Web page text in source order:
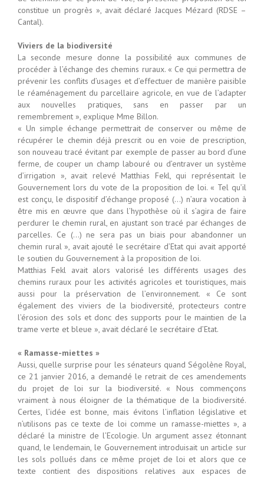
constitue un progrès », avait déclaré Jacques Mézard (RDSE –
Cantal).
Viviers de la biodiversité
La seconde mesure donne la possibilité aux communes de
procéder à l’échange des chemins ruraux. « Ce qui permettra de
prévenir les conflits d’usages et d’effectuer de manière paisible
le réaménagement du parcellaire agricole, en vue de l’adapter
aux nouvelles pratiques, sans en passer par un
remembrement », explique Mme Billon.
« Un simple échange permettrait de conserver ou même de
récupérer le chemin déjà prescrit ou en voie de prescription,
son nouveau tracé évitant par exemple de passer au bord d’une
ferme, de couper un champ labouré ou d’entraver un système
d’irrigation », avait relevé Matthias Fekl, qui représentait le
Gouvernement lors du vote de la proposition de loi. « Tel qu’il
est conçu, le dispositif d’échange proposé (…) n’aura vocation à
être mis en œuvre que dans l’hypothèse où il s’agira de faire
perdurer le chemin rural, en ajustant son tracé par échanges de
parcelles. Ce (…) ne sera pas un biais pour abandonner un
chemin rural », avait ajouté le secrétaire d’Etat qui avait apporté
le soutien du Gouvernement à la proposition de loi.
Matthias Fekl avait alors valorisé les différents usages des
chemins ruraux pour les activités agricoles et touristiques, mais
aussi pour la préservation de l’environnement. « Ce sont
également des viviers de la biodiversité, protecteurs contre
l’érosion des sols et donc des supports pour le maintien de la
trame verte et bleue », avait déclaré le secrétaire d’Etat.
« Ramasse-miettes »
Aussi, quelle surprise pour les sénateurs quand Ségolène Royal,
ce 21 janvier 2016, a demandé le retrait de ces amendements
du projet de loi sur la biodiversité. « Nous commençons
vraiment à nous éloigner de la thématique de la biodiversité.
Certes, l’idée est bonne, mais évitons l’inflation législative et
n’utilisons pas ce texte de loi comme un ramasse-miettes », a
déclaré la ministre de l’Ecologie. Un argument assez étonnant
quand, le lendemain, le Gouvernement introduisait un article sur
les sols pollués dans ce même projet de loi et alors que ce
texte contient des dispositions relatives aux espaces de